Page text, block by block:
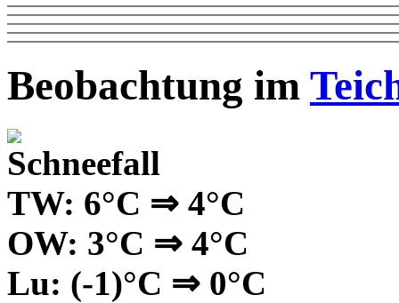
Beobachtung im
TW: 6°C ⇒ 4°C
OW: 3°C ⇒ 4°C
Lu: (-1)°C ⇒ 0°C